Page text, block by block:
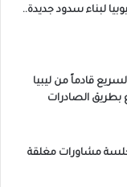
لبناء سدود جديدة..
قادماً من ليبيا
الصادرات
مشاورات مغلقة